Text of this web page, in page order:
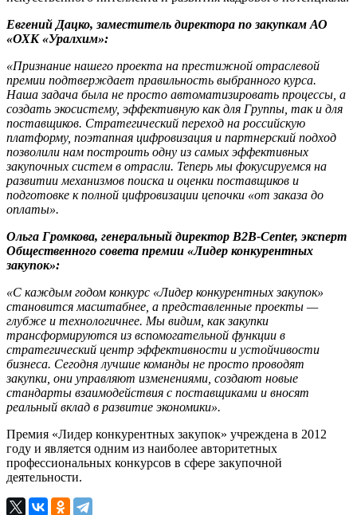
Евгений Дацко, заместитель директора по закупкам АО
«ОХК «Уралхим»:
«Признание нашего проекта на престижной отраслевой
премии подтверждает правильность выбранного курса.
Наша задача была не просто автоматизировать процессы, а
создать экосистему, эффективную как для Группы, так и для
поставщиков. Стратегический переход на российскую
платформу, поэтапная цифровизация и партнерский подход
позволили нам построить одну из самых эффективных
закупочных систем в отрасли. Теперь мы фокусируемся на
развитии механизмов поиска и оценки поставщиков и
подготовке к полной цифровизации цепочки «от заказа до
оплаты».
Ольга Громкова, генеральный директор B2B-Center, эксперт
Общественного совета премии «Лидер конкурентных
закупок»:
«С каждым годом конкурс «Лидер конкурентных закупок»
становится масштабнее, а представленные проекты —
глубже и технологичнее. Мы видим, как закупки
трансформируются из вспомогательной функции в
стратегический центр эффективности и устойчивости
бизнеса. Сегодня лучшие команды не просто проводят
закупки, они управляют изменениями, создают новые
стандарты взаимодействия с поставщиками и вносят
реальный вклад в развитие экономики».
Премия «Лидер конкурентных закупок» учреждена в 2012
году и является одним из наиболее авторитетных
профессиональных конкурсов в сфере закупочной
деятельности.